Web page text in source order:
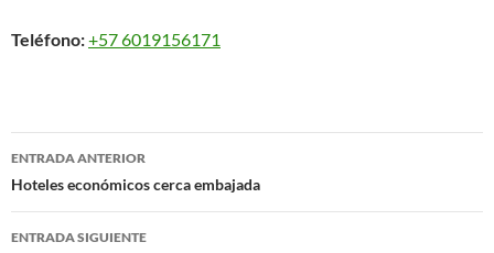
Teléfono:+57 6019156171
Navegación
de
entradas
ENTRADA ANTERIOR
Hoteles económicos cerca embajada
ENTRADA SIGUIENTE